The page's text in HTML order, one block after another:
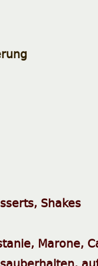
Shakes
Marone,